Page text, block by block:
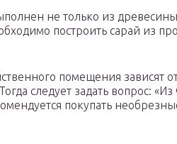
не только из
построить сарай из
помещения зависят
следует задать вопрос:
покупать